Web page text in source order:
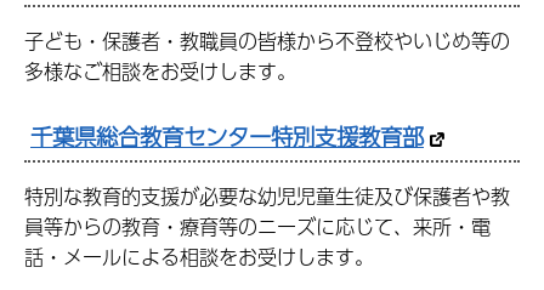
子ども・保護者・教職員の皆様から不登校やいじめ等の
多様なご相談をお受けします。
千葉県総合教育センター特別支援教育部
特別な教育的支援が必要な幼児児童生徒及び保護者や教
員等からの教育・療育等のニーズに応じて、来所・電
話・メールによる相談をお受けします。